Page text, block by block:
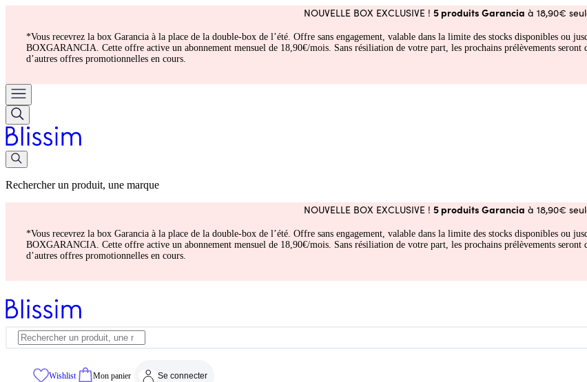
NOUVELLE BOX EXCLUSIVE ! 5 produits Garancia à 18,90€
*Vous recevrez la box Garancia à la place de la double-box de l’été. Offre sans engagement, valable dans la limite des stocks disponibles ou
BOXGARANCIA. Cette offre active un abonnement mensuel de 18,90€/mois. Sans résiliation de votre part, les prochains prélèvements seront
d’autres offres promotionnelles en cours.
Rechercher un produit, une marque
NOUVELLE BOX EXCLUSIVE ! 5 produits Garancia à 18,90€
*Vous recevrez la box Garancia à la place de la double-box de l’été. Offre sans engagement, valable dans la limite des stocks disponibles ou
BOXGARANCIA. Cette offre active un abonnement mensuel de 18,90€/mois. Sans résiliation de votre part, les prochains prélèvements seront
d’autres offres promotionnelles en cours.
Wishlist Mon panier Se connecter